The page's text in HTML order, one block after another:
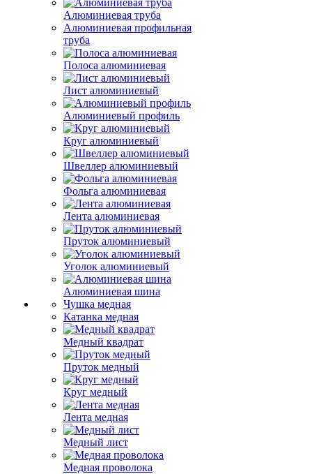
Алюминиевая труба
Алюминиевая профильная
труба
Полоса алюминиевая
Лист алюминиевый
Алюминиевый профиль
Круг алюминиевый
Швеллер алюминиевый
Фольга алюминиевая
Лента алюминиевая
Пруток алюминиевый
Уголок алюминиевый
Алюминиевая шина
Чушка медная
Катанка медная
Медный квадрат
Пруток медный
Круг медный
Лента медная
Медный лист
Медная проволока